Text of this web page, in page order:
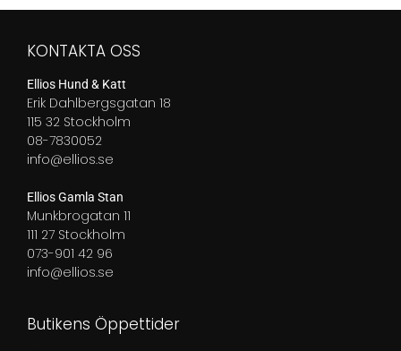
599,00 kr
KONTAKTA OSS
Ellios Hund & Katt
Erik Dahlbergsgatan 18
115 32 Stockholm
08-7830052
info@ellios.se
Ellios Gamla Stan
Munkbrogatan 11
111 27 Stockholm
073-901 42 96
info@ellios.se
Butikens Öppettider